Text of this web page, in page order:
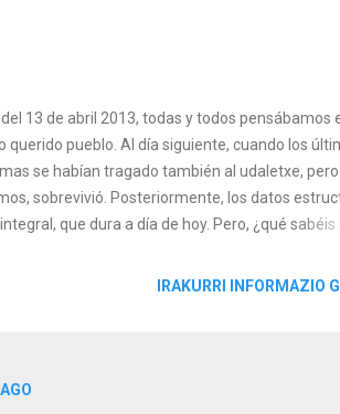
13 de abril 2013, todas y todos pensábamos
pueblo. Al día siguiente, cuando los
se habían tragado también al udaletxe,
sobrevivió. Posteriormente, los datos
que dura a día de hoy. Pero, ¿qué sabéis
y eclesiástico no se encontraban en el centro de
IRAKURRI INFORMAZIO